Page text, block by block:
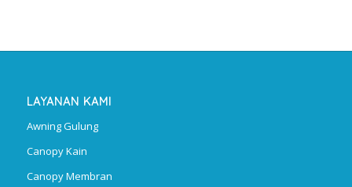
LAYANAN KAMI
Awning Gulung
Canopy Kain
Canopy Membran